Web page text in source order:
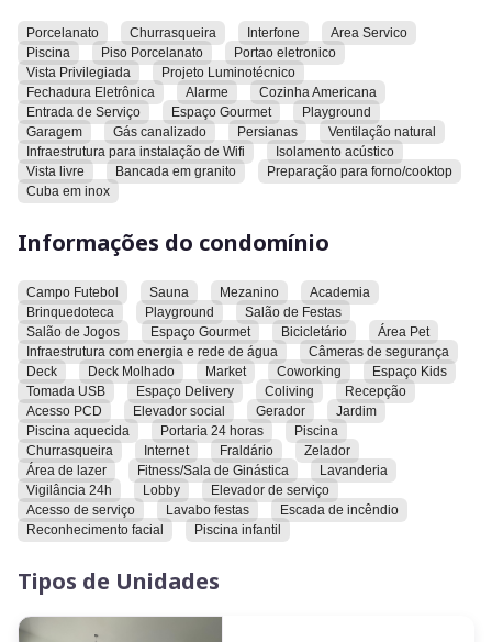
infraestrutura para instalação de wifi, interfone, isolamento
acústico, persianas, piscina, piso porcelanato, playground,
porcelanato, portão eletrônico, preparação para
forno/cooktop, projeto luminotécnico, ventilação natural,
vista livre e vista privilegiada.
O condomínio oferece academia, acesso de serviço, acesso
para pessoas com deficiência, área de lazer, área pet,
futebol, churrasqueira, coliving, coworking, deck, deck
incêndio, espaço delivery, espaço gourmet, espaço kids,
fitness/sala de ginástica, fraldário, gerador, infraestrutura
com energia e rede de água, internet, jardim, lavabo para
festas, lavanderia, lobby, market, mezanino, piscina, piscina
aquecida, piscina infantil, playground, portaria 24 horas,
recepção, reconhecimento facial, salão de festas, salão de
jogos, sauna, tomada usb, vigilância 24h e zelador.
Convidamos você a conhecer este imóvel e explorar todas as
suas características e comodidades.
Porcelanato Churrasqueira Interfone
Area Servico
Piscina
Piso Porcelanato
Portao eletronico
Vista Privilegiada
Projeto Luminotécnico
Fechadura Eletrônica
Alarme
Cozinha Americana
Entrada de Serviço
Espaço Gourmet
Playground
Garagem
Gás canalizado Persianas
Ventilação natural
Infraestrutura para instalação de Wifi
Isolamento acústico
Vista livre
Bancada em granito
Preparação para forno/cooktop
Cuba em inox
Informações do condomínio
Campo Futebol Sauna Mezanino
Academia
Brinquedoteca
Playground
Salão de Festas
Salão de Jogos
Espaço Gourmet Bicicletário
Área Pet
Infraestrutura com energia e rede de água
Câmeras de segurança
Deck
Deck Molhado Market Coworking
Espaço Kids
Tomada USB
Espaço Delivery Coliving
Recepção
Acesso PCD
Elevador social Gerador
Jardim
Piscina aquecida
Portaria 24 horas
Piscina
Churrasqueira
Internet Fraldário
Zelador
Área de lazer
Fitness/Sala de Ginástica
Lavanderia
Vigilância 24h
Lobby
Elevador de serviço
Acesso de serviço
Lavabo festas
Escada de incêndio
Reconhecimento facial
Piscina infantil
Tipos de Unidades